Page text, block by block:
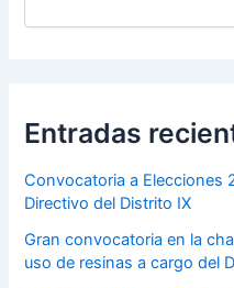
Entradas
Convocatoria a Elecciones
Directivo del Distrito IX
Gran convocatoria en la
uso de resinas a cargo del